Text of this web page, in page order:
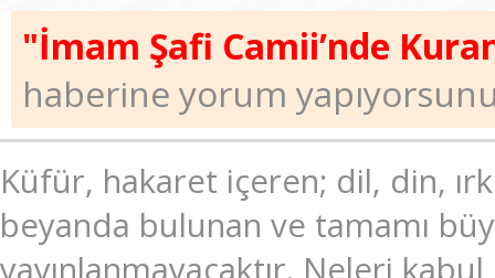
"İmam Şafi Camii’nde
haberine yorum
Küfür, hakaret içeren; dil, din, ırk
beyanda bulunan ve tamamı
yayınlanmayacaktır. Neleri